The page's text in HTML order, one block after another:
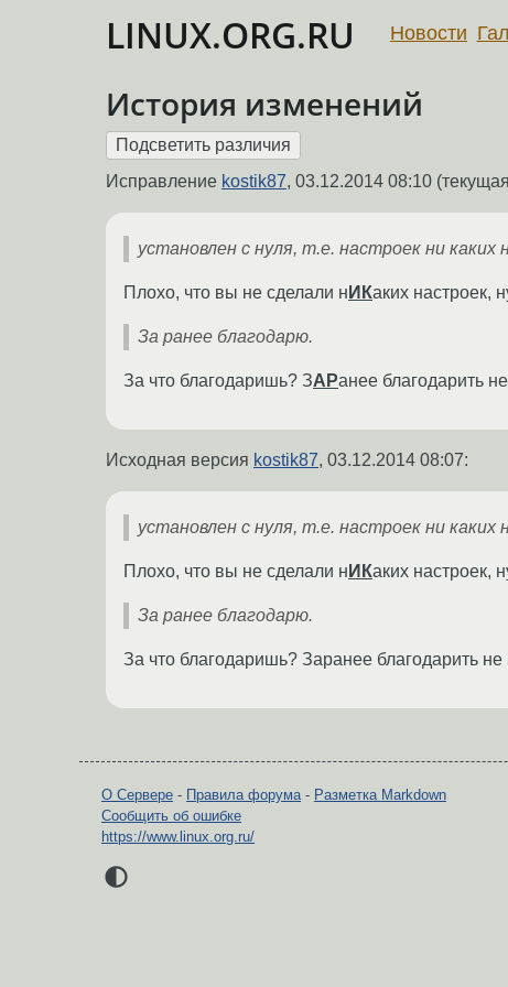
LINUX.ORG.RU Новости
История изменений
Исправление kostik87, 03.12.2014 08:10
установлен с нуля, т.е. настроек ни каких
Плохо, что вы не сделали н ИКаких настроек,
За ранее благодарю.
За что благодаришь? ЗАРанее благодарить
Исходная версия kostik87, 03.12.2014 08:07:
установлен с нуля, т.е. настроек ни каких
Плохо, что вы не сделали н ИКаких настроек,
За ранее благодарю.
За что благодаришь? Заранее благодарить не
О Сервере - Правила форума- Разметка Markdown
Сообщить об ошибке
https://www.linux.org.ru/